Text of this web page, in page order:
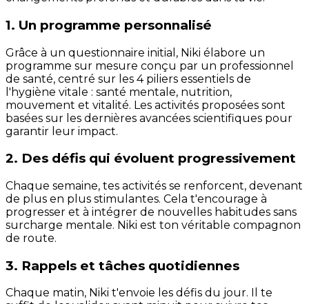
1. Un programme personnalisé
Grâce à un questionnaire initial, Niki élabore un
programme sur mesure conçu par un professionnel
de santé, centré sur les 4 piliers essentiels de
l'hygiène vitale : santé mentale, nutrition,
mouvement et vitalité. Les activités proposées sont
basées sur les dernières avancées scientifiques pour
garantir leur impact.
2. Des défis qui évoluent progressivement
Chaque semaine, tes activités se renforcent, devenant
de plus en plus stimulantes. Cela t'encourage à
progresser et à intégrer de nouvelles habitudes sans
surcharge mentale. Niki est ton véritable compagnon
de route.
3. Rappels et tâches quotidiennes
Chaque matin, Niki t'envoie les défis du jour. Il te